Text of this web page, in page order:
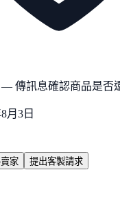
傳訊息確認商品是否
月3日
家 提出客製請求